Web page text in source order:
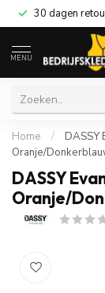
30 dagen
MENU
Home /
DASSY
Oranje/
DASSY
Oranje/